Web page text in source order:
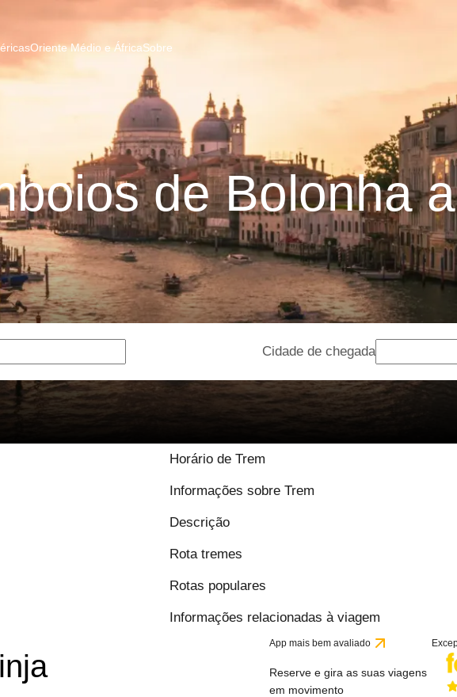
Oriente Médio e ÁfricaSobre
de Bolonha
Cidade de chegada
Horário de Trem
Informações sobre Trem
Descrição
Rota tremes
Rotas populares
Informações relacionadas à viagem
App mais bem avaliado
Reserve e gira as suas viagens
em movimento
9.2 / 10 baseado em